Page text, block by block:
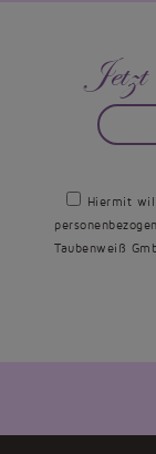
Jetzt
Hiermit
Taubenweiß